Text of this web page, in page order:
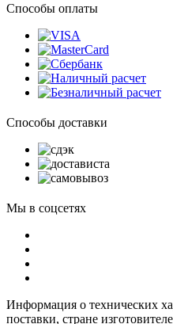
Способы оплаты
Способы доставки
Мы в соцсетях
Информация о технических
поставки, стране